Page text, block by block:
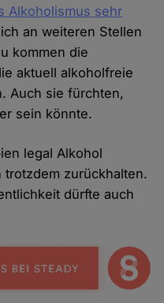
Alkoholismus sehr
an weiteren Stellen
kommen die
aktuell alkoholfreie
Auch sie fürchten,
sein könnte.
legal Alkohol
zurückhalten.
dürfte auch